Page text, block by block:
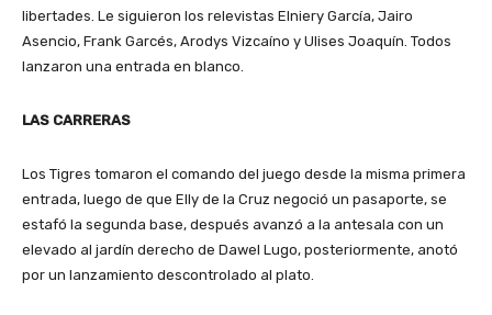
libertades. Le siguieron los relevistas Elniery García, Jairo
Asencio, Frank Garcés, Arodys Vizcaíno y Ulises Joaquín. Todos
lanzaron una entrada en blanco.
LAS CARRERAS
Los Tigres tomaron el comando del juego desde la misma primera
entrada, luego de que Elly de la Cruz negoció un pasaporte, se
estafó la segunda base, después avanzó a la antesala con un
elevado al jardín derecho de Dawel Lugo, posteriormente, anotó
por un lanzamiento descontrolado al plato.